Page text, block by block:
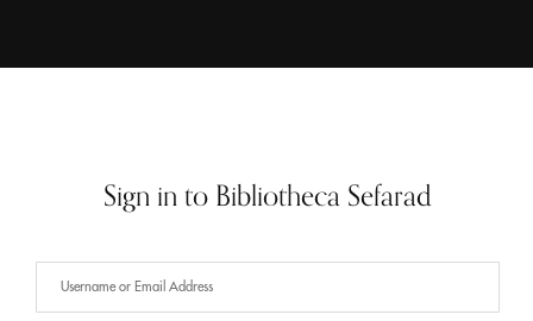
Sign in to Bibliotheca Sefarad